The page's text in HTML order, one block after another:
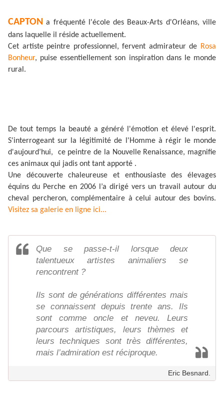
CAPTON a fréquenté l'école des Beaux-Arts d'Orléans, ville
dans laquelle il réside actuellement.
Cet artiste peintre professionnel, fervent admirateur de Rosa
Bonheur, puise essentiellement son inspiration dans le monde
rural.
De tout temps la beauté a généré l'émotion et élevé l'esprit.
S'interrogeant sur la légitimité de l'Homme à régir le monde
d'aujourd’hui, ce peintre de la Nouvelle Renaissance, magnifie
ces animaux qui jadis ont tant apporté .
Une découverte chaleureuse et enthousiaste des élevages
équins du Perche en 2006 l’a dirigé vers un travail autour du
cheval percheron, complémentaire à celui autour des bovins.
Visitez sa galerie en ligne ici...
Que se passe-t-il lorsque deux
talentueux artistes animaliers se
rencontrent ?
Ils sont de générations différentes mais
se connaissent depuis trente ans. Ils
sont comme oncle et neveu. Leurs
parcours artistiques, leurs thèmes et
leurs techniques sont très différentes,
mais l’admiration est réciproque.
Eric Besnard.